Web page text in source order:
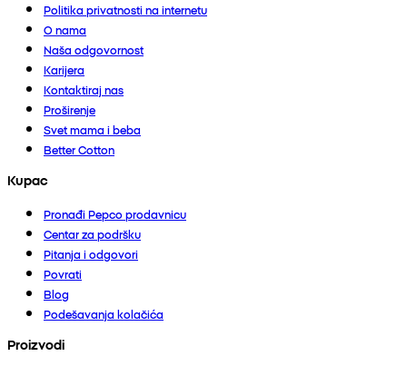
Politika privatnosti na internetu
O nama
Naša odgovornost
Karijera
Kontaktiraj nas
Proširenje
Svet mama i beba
Better Cotton
Kupac
Pronađi Pepco prodavnicu
Centar za podršku
Pitanja i odgovori
Povrati
Blog
Podešavanja kolačića
Proizvodi